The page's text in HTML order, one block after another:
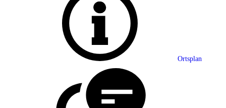
Ortsplan
Grußwort
Ortsplan
Partnerschaft
Statistik
Mitteilungsblatt